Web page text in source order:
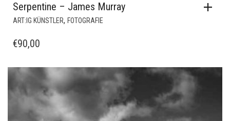
Serpentine – James Murray
ART:IG KÜNSTLER, FOTOGRAFIE
€90,00